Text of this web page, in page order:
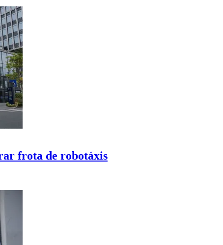
frota de robotáxis